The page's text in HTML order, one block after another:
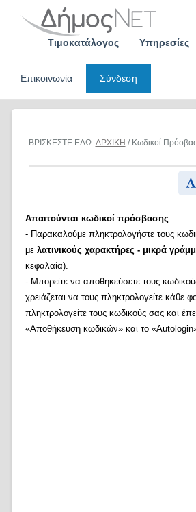
Τιμοκατάλογος Υπηρεσίες
Επικοινωνία
Σύνδεση
ΒΡΙΣΚΕΣΤΕ ΕΔΩ: ΑΡΧΙΚΗ / Κωδικοί
Απαιτούνται κωδικοί πρόσβασης
- Παρακαλούμε πληκτρολογήστε τους
με λατινικούς χαρακτήρες - μικρά
κεφαλαία).
- Μπορείτε να αποθηκεύσετε τους
χρειάζεται να τους πληκτρολογείτε κάθε
πληκτρολογείτε τους κωδικούς σας και
«Αποθήκευση κωδικών» και το